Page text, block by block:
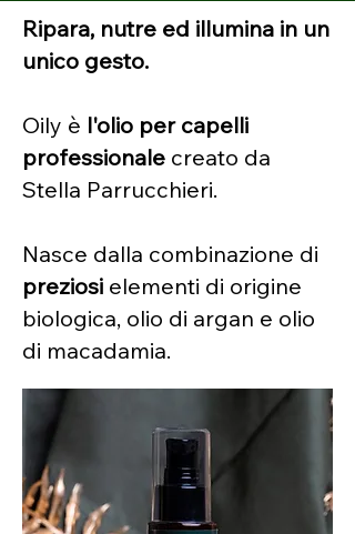
Ripara, nutre ed illumina in un
unico gesto.
Oily è l'olio per capelli
professionale creato da
Stella Parrucchieri.
Nasce dalla combinazione di
preziosi elementi di origine
biologica, olio di argan e olio
di macadamia.